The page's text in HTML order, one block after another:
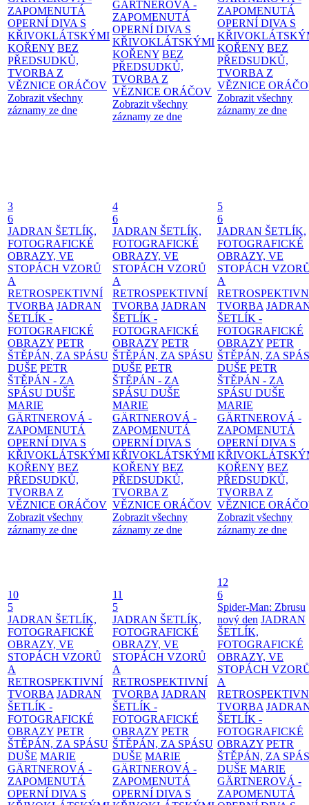
ZAPOMENUTÁ
OPERNÍ DIVA S
KŘIVOKLÁTSKÝMI
KOŘENY BEZ
PŘEDSUDKŮ,
TVORBA Z
VĚZNICE ORÁČOV
Zobrazit všechny
záznamy ze dne
GÄRTNEROVÁ -
ZAPOMENUTÁ
OPERNÍ DIVA S
KŘIVOKLÁTSKÝMI
KOŘENY BEZ
PŘEDSUDKŮ,
TVORBA Z
VĚZNICE ORÁČOV
Zobrazit všechny
záznamy ze dne
ZAPOMENUTÁ
OPERNÍ DIVA S
KOŘENY BEZ
PŘEDSUDKŮ,
TVORBA Z
VĚZNICE
Zobrazit všechny
záznamy ze dne
3
6
JADRAN ŠETLÍK,
FOTOGRAFICKÉ
OBRAZY, VE
STOPÁCH VZORŮ
A
RETROSPEKTIVNÍ
TVORBA JADRAN
ŠETLÍK -
FOTOGRAFICKÉ
OBRAZY PETR
ŠTĚPÁN, ZA SPÁSU
DUŠE PETR
ŠTĚPÁN - ZA
SPÁSU DUŠE
MARIE
GÄRTNEROVÁ -
ZAPOMENUTÁ
OPERNÍ DIVA S
KŘIVOKLÁTSKÝMI
KOŘENY BEZ
PŘEDSUDKŮ,
TVORBA Z
VĚZNICE ORÁČOV
Zobrazit všechny
záznamy ze dne
4
6
JADRAN ŠETLÍK,
FOTOGRAFICKÉ
OBRAZY, VE
STOPÁCH VZORŮ
A
RETROSPEKTIVNÍ
TVORBA JADRAN
ŠETLÍK -
FOTOGRAFICKÉ
OBRAZY PETR
ŠTĚPÁN, ZA SPÁSU
DUŠE PETR
ŠTĚPÁN - ZA
SPÁSU DUŠE
MARIE
GÄRTNEROVÁ -
ZAPOMENUTÁ
OPERNÍ DIVA S
KŘIVOKLÁTSKÝMI
KOŘENY BEZ
PŘEDSUDKŮ,
TVORBA Z
VĚZNICE ORÁČOV
Zobrazit všechny
záznamy ze dne
5
6
JADRAN ŠETLÍK,
FOTOGRAFICKÉ
OBRAZY, VE
STOPÁCH
A
TVORBA
ŠETLÍK -
FOTOGRAFICKÉ
OBRAZY PETR
ŠTĚPÁN, ZA
DUŠE PETR
ŠTĚPÁN - ZA
SPÁSU DUŠE
MARIE
GÄRTNEROVÁ -
ZAPOMENUTÁ
OPERNÍ DIVA S
KOŘENY BEZ
PŘEDSUDKŮ,
TVORBA Z
VĚZNICE
Zobrazit všechny
záznamy ze dne
10
5
JADRAN ŠETLÍK,
FOTOGRAFICKÉ
OBRAZY, VE
STOPÁCH VZORŮ
A
RETROSPEKTIVNÍ
TVORBA JADRAN
ŠETLÍK -
FOTOGRAFICKÉ
OBRAZY PETR
ŠTĚPÁN, ZA SPÁSU
DUŠE MARIE
GÄRTNEROVÁ -
ZAPOMENUTÁ
OPERNÍ DIVA S
11
5
JADRAN ŠETLÍK,
FOTOGRAFICKÉ
OBRAZY, VE
STOPÁCH VZORŮ
A
RETROSPEKTIVNÍ
TVORBA JADRAN
ŠETLÍK -
FOTOGRAFICKÉ
OBRAZY PETR
ŠTĚPÁN, ZA SPÁSU
DUŠE MARIE
GÄRTNEROVÁ -
ZAPOMENUTÁ
OPERNÍ DIVA S
12
6
Spider-Man: Zbrusu
nový den JADRAN
ŠETLÍK,
FOTOGRAFICKÉ
OBRAZY, VE
STOPÁCH
A
TVORBA
ŠETLÍK -
FOTOGRAFICKÉ
OBRAZY PETR
ŠTĚPÁN, ZA
DUŠE MARIE
GÄRTNEROVÁ -
ZAPOMENUTÁ